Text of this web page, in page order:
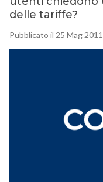
delle tariffe?
Pubblicato il 25 Mag 2011